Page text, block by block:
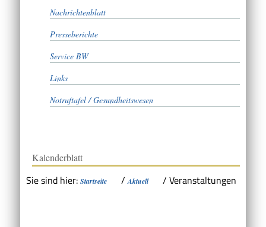
Nachrichtenblatt
Presseberichte
Service BW
Links
Notruftafel / Gesundheitswesen
Kalenderblatt
Sie sind hier: Startseite /Aktuell / Veranstaltungen